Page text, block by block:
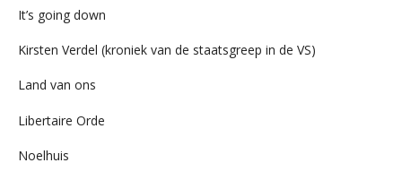
It’s going down
Kirsten Verdel (kroniek van de staatsgreep in de VS)
Land van ons
Libertaire Orde
Noelhuis